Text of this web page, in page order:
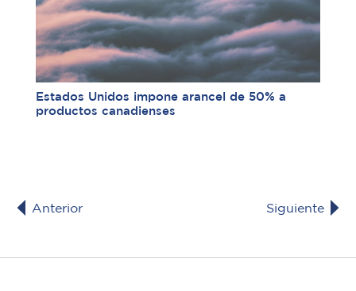
Estados Unidos impone arancel de 50% a
productos canadienses
Anterior Siguiente